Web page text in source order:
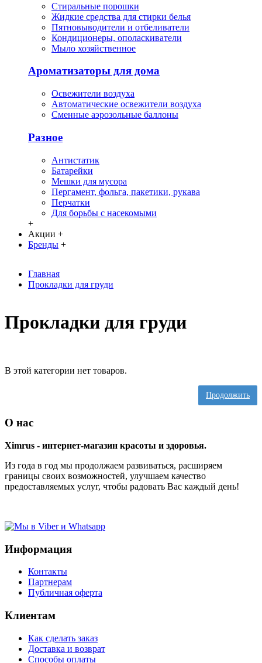
Стиральные порошки
Жидкие средства для стирки белья
Пятновыводители и отбеливатели
Кондиционеры, ополаскиватели
Мыло хозяйственное
Ароматизаторы для дома
Освежители воздуха
Автоматические освежители воздуха
Сменные аэрозольные баллоны
Разное
Антистатик
Батарейки
Мешки для мусора
Пергамент, фольга, пакетики, рукава
Перчатки
Для борьбы с насекомыми
+
Акции +
Бренды +
Главная
Прокладки для груди
Прокладки для груди
В этой категории нет товаров.
Продолжить
О нас
Ximrus - интернет-магазин красоты и здоровья.
Из года в год мы продолжаем развиваться, расширяем
границы своих возможностей, улучшаем качество
предоставляемых услуг, чтобы радовать Вас каждый день!
Информация
Контакты
Партнерам
Публичная оферта
Клиентам
Как сделать заказ
Доставка и возврат
Способы оплаты